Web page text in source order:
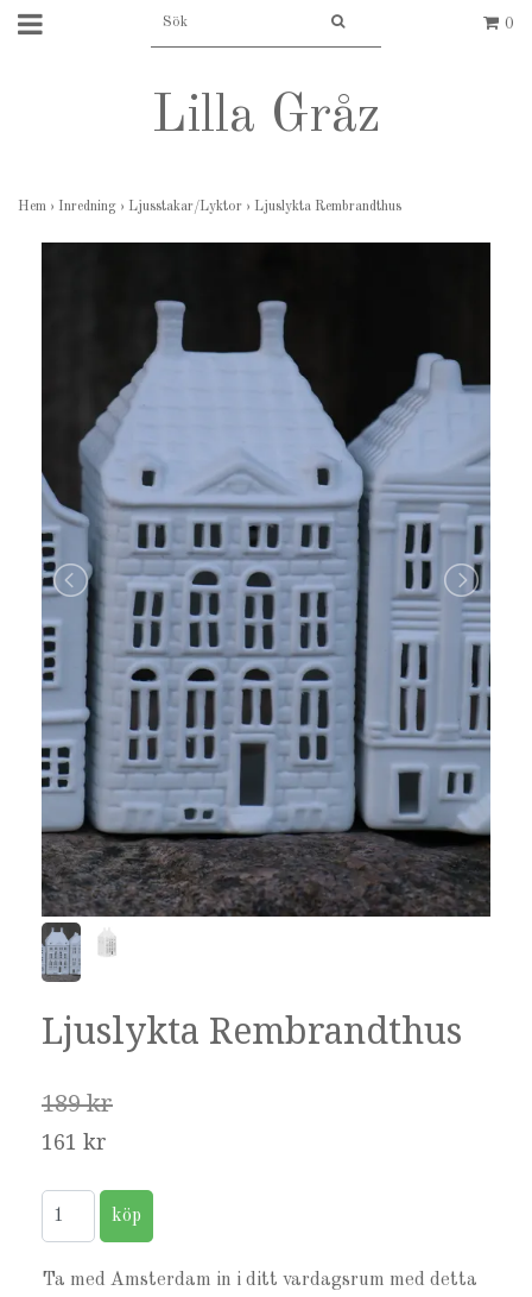
0
Lilla Gråz
Hem › Inredning › Ljusstakar/Lyktor › Ljuslykta Rembrandthus
Ljuslykta Rembrandthus
189 kr
161 kr
Ta med Amsterdam in i ditt vardagsrum med detta